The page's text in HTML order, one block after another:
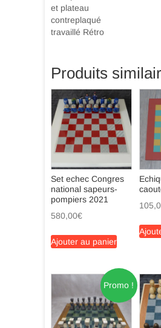
et plateau
contreplaqué
travaillé Rétro
Produits
Set echec Congres
national sapeurs-
pompiers 2021
580,00€
Ajouter au panier
Promo !